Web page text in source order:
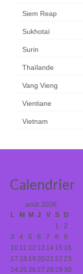
Siem Reap
Sukhotaï
Surin
Thaïlande
Vang Vieng
Vientiane
Vietnam
Calendrier
août 2026
L
M M J V S D
1
2
3
4 5 6 7 8
9
1011 12 13 1415 16
17 18 19 2021 22 23
2425 26 27 28 2930